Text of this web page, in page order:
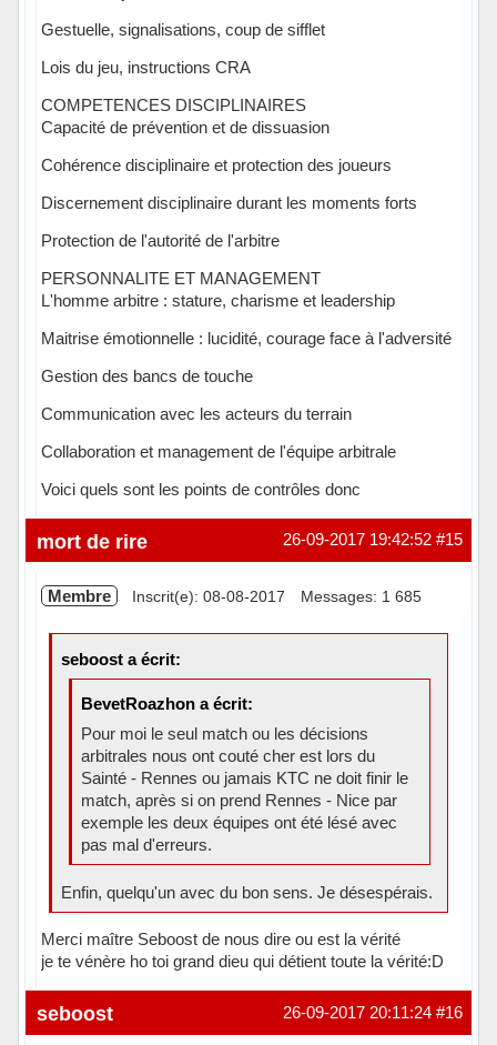
Gestuelle, signalisations, coup de sifflet
Lois du jeu, instructions CRA
COMPETENCES DISCIPLINAIRES
Capacité de prévention et de dissuasion
Cohérence disciplinaire et protection des joueurs
Discernement disciplinaire durant les moments forts
Protection de l'autorité de l'arbitre
PERSONNALITE ET MANAGEMENT
L'homme arbitre : stature, charisme et leadership
Maitrise émotionnelle : lucidité, courage face à l'adversité
Gestion des bancs de touche
Communication avec les acteurs du terrain
Collaboration et management de l'équipe arbitrale
Voici quels sont les points de contrôles donc
Hors ligne #15
26-09-2017 19:42:52
mort de rire
Membre Inscrit(e): 08-08-2017 Messages: 1 685
seboost a écrit:
BevetRoazhon a écrit:
Pour moi le seul match ou les décisions
arbitrales nous ont couté cher est lors du
Sainté - Rennes ou jamais KTC ne doit finir le
match, après si on prend Rennes - Nice par
exemple les deux équipes ont été lésé avec
pas mal d'erreurs.
Enfin, quelqu'un avec du bon sens. Je désespérais.
Merci maître Seboost de nous dire ou est la vérité
je te vénère ho toi grand dieu qui détient toute la vérité:D
Hors ligne #16
26-09-2017 20:11:24
seboost